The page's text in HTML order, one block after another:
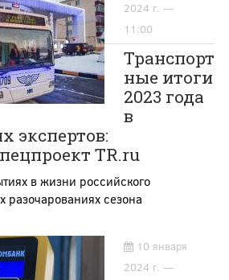
2024 г. —
11:00
Транспорт
ные итоги
2023 года
в
экспертов:
TR.ru
в жизни российского
разочарованиях сезона
10 января
2024 г. —